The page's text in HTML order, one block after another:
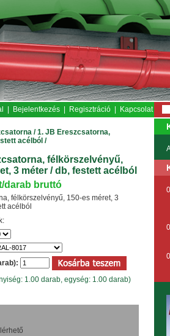
Bejelentkezés Regisztráció Kapcsolat
/1. JB Ereszcsatorna,
acélból /
félkörszelvényű,
3 méter / db, festett acélból
darab bruttó
félkörszelvényű, 150-es méret, 3
acélból
1.00 darab, egység: 1.00 darab)